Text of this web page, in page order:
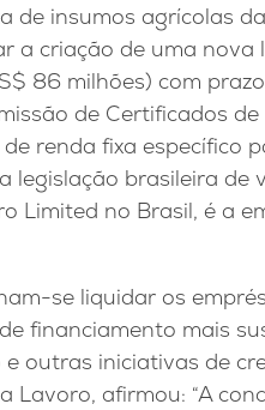
de insumos agrícolas
a criação de uma
86 milhões) com
de Certificados de
renda fixa específico
legislação brasileira de
Limited no Brasil, é a
se liquidar os
financiamento mais
outras iniciativas de
Lavoro, afirmou: “A